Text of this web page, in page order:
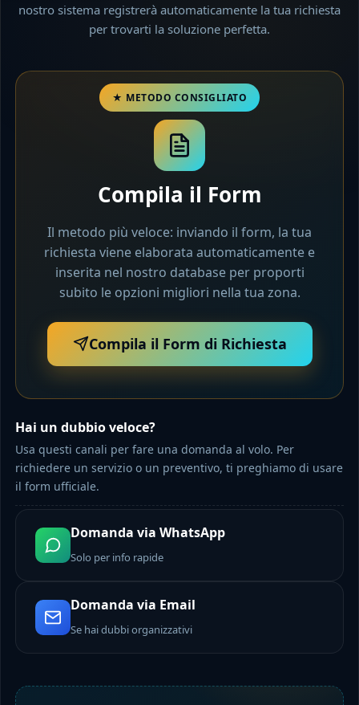
nostro sistema registrerà automaticamente la tua richiesta
per trovarti la soluzione perfetta.
Compila il Form
Il metodo più veloce: inviando il form, la tua
richiesta viene elaborata automaticamente e
inserita nel nostro database per proporti
subito le opzioni migliori nella tua zona.
Compila il Form di Richiesta
Hai un dubbio veloce?
Usa questi canali per fare una domanda al volo. Per
richiedere un servizio o un preventivo, ti preghiamo di usare
il form ufficiale.
Domanda via WhatsApp
Solo per info rapide
Domanda via Email
Se hai dubbi organizzativi